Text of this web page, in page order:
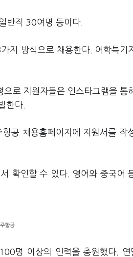
직 30여명 등이다.
지 방식으로 채용한다. 어학특기
로 지원자들은 인스타그램을 통
한다.
공 채용홈페이지에 지원서를 작
확인할 수 있다. 영어와 중국어
항공
명 이상의 인력을 충원했다. 연